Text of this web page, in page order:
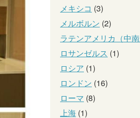
メキシコ (3)
メルボルン (2)
ラテンアメリカ（中南
ロサンゼルス (1)
ロシア (1)
ロンドン (16)
ローマ (8)
上海 (1)